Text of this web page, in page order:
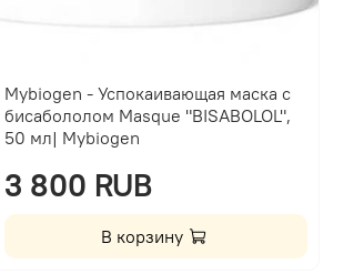
Mybiogen - Успокаивающая маска с
бисабололом Masque "BISABOLOL",
50 мл| Mybiogen
3 800 RUB
В корзину